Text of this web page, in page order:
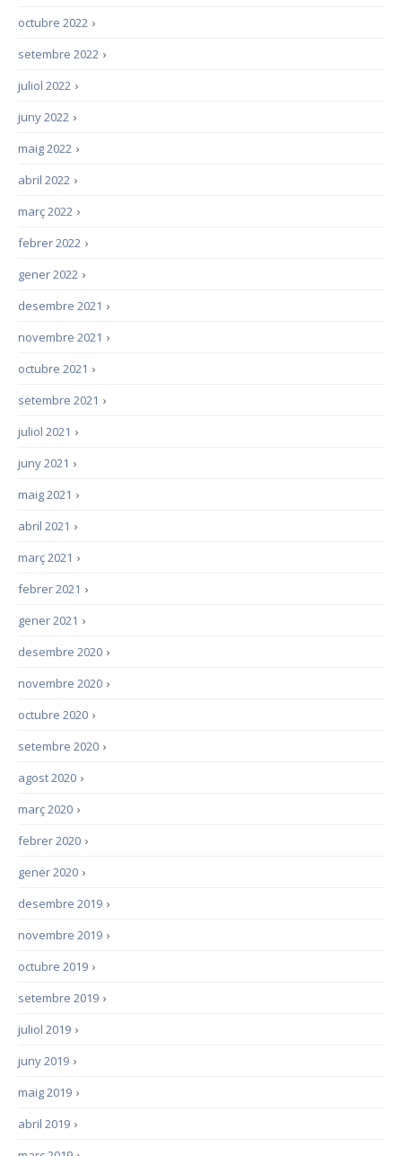
›
octubre 2022
›
setembre 2022
›
juliol 2022
›
juny 2022
›
maig 2022
›
abril 2022
›
març 2022
›
febrer 2022
›
gener 2022
›
desembre 2021
›
novembre 2021
›
octubre 2021
›
setembre 2021
›
juliol 2021
›
juny 2021
›
maig 2021
›
abril 2021
›
març 2021
›
febrer 2021
›
gener 2021
›
desembre 2020
›
novembre 2020
›
octubre 2020
›
setembre 2020
›
agost 2020
›
març 2020
›
febrer 2020
›
gener 2020
›
desembre 2019
›
novembre 2019
›
octubre 2019
›
setembre 2019
›
juliol 2019
›
juny 2019
›
maig 2019
›
abril 2019